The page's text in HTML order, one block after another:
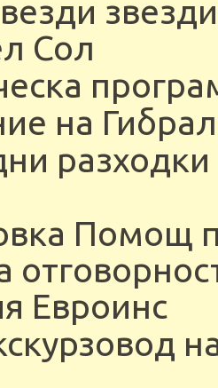
Сол
на
Помощ
Евроинс